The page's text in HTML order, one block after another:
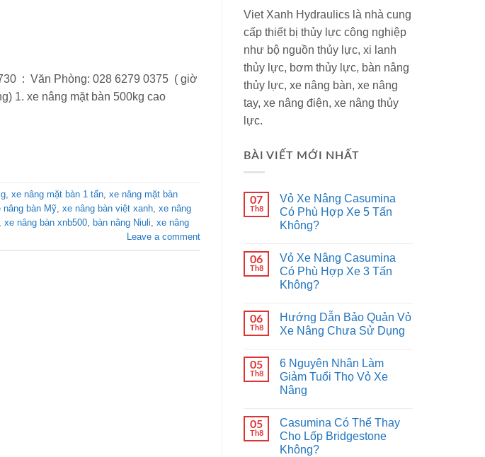
: Văn Phòng: 028 6279 0375 ( giờ
1. xe nâng mặt bàn 500kg cao
, xe nâng mặt bàn 1 tấn, xe nâng mặt bàn
nâng bàn Mỹ, xe nâng bàn việt xanh, xe nâng
, xe nâng bàn xnb500, bàn nâng Niuli, xe nâng
Leave a comment
Viet Xanh Hydraulics là nhà cung
cấp thiết bị thủy lực công nghiệp
như bộ nguồn thủy lực, xi lanh
thủy lực, bơm thủy lực, bàn nâng
thủy lực, xe nâng bàn, xe nâng
tay, xe nâng điện, xe nâng thủy
lực.
BÀI VIẾT MỚI NHẤT
07
Th8
Vỏ Xe Nâng Casumina
Có Phù Hợp Xe 5 Tấn
Không?
06
Th8
Vỏ Xe Nâng Casumina
Có Phù Hợp Xe 3 Tấn
Không?
06
Th8
Hướng Dẫn Bảo Quản Vỏ
Xe Nâng Chưa Sử Dụng
05
Th8
6 Nguyên Nhân Làm
Giảm Tuổi Thọ Vỏ Xe
Nâng
05
Th8
Casumina Có Thể Thay
Cho Lốp Bridgestone
Không?